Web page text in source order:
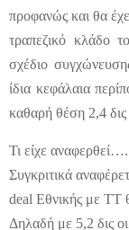
προφανώς και θα
τραπεζικό κλάδο
σχέδιο
ίδια κεφάλαια
καθαρή θέση 2,4
Τι είχε αναφερθεί….
Συγκριτικά
deal Εθνικής με ΤΤ
Δηλαδή με 5,2 δις